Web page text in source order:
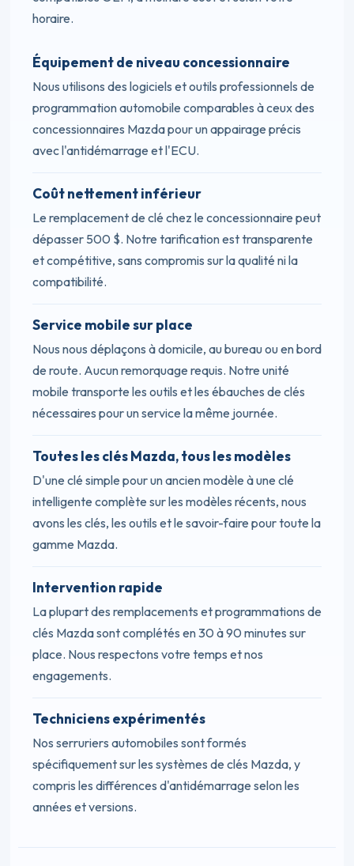
horaire.
Équipement de niveau concessionnaire
Nous utilisons des logiciels et outils professionnels de
programmation automobile comparables à ceux des
concessionnaires Mazda pour un appairage précis
avec l'antidémarrage et l'ECU.
Coût nettement inférieur
Le remplacement de clé chez le concessionnaire peut
dépasser 500 $. Notre tarification est transparente
et compétitive, sans compromis sur la qualité ni la
compatibilité.
Service mobile sur place
Nous nous déplaçons à domicile, au bureau ou en bord
de route. Aucun remorquage requis. Notre unité
mobile transporte les outils et les ébauches de clés
nécessaires pour un service la même journée.
Toutes les clés Mazda, tous les modèles
D'une clé simple pour un ancien modèle à une clé
intelligente complète sur les modèles récents, nous
avons les clés, les outils et le savoir-faire pour toute la
gamme Mazda.
Intervention rapide
La plupart des remplacements et programmations de
clés Mazda sont complétés en 30 à 90 minutes sur
place. Nous respectons votre temps et nos
engagements.
Techniciens expérimentés
Nos serruriers automobiles sont formés
spécifiquement sur les systèmes de clés Mazda, y
compris les différences d'antidémarrage selon les
années et versions.